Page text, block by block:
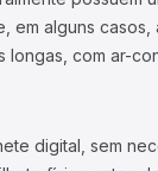
alguns casos,
longas, com ar-
digital, sem